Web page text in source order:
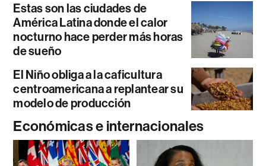
Estas son las ciudades de
América Latina donde el calor
nocturno hace perder más horas
de sueño
El Niño obliga a la caficultura
centroamericana a replantear su
modelo de producción
Económicas e internacionales